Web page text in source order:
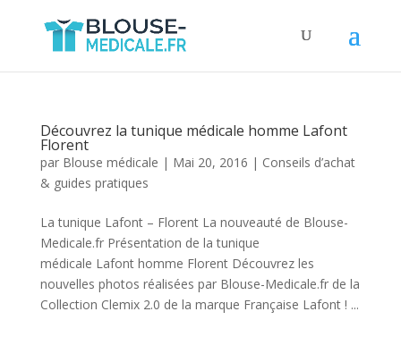
Découvrez la tunique médicale homme Lafont
Florent
par Blouse médicale | Mai 20, 2016 | Conseils d’achat
& guides pratiques
La tunique Lafont – Florent La nouveauté de Blouse-
Medicale.fr Présentation de la tunique
médicale Lafont homme Florent Découvrez les
nouvelles photos réalisées par Blouse-Medicale.fr de la
Collection Clemix 2.0 de la marque Française Lafont ! ...